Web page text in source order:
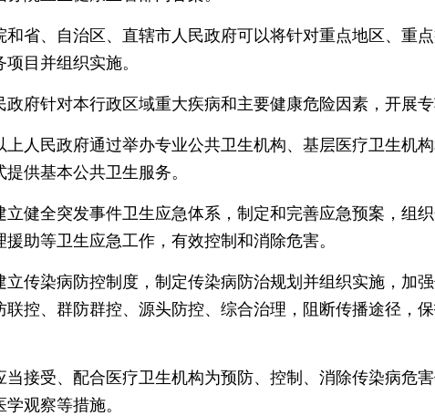
、自治区、直辖市人民政府可以将针对重点地区、重点
目并组织实施。
针对本行政区域重大疾病和主要健康危险因素，开展专
民政府通过举办专业公共卫生机构、基层医疗卫生机构
供基本公共卫生服务。
全突发事件卫生应急体系，制定和完善应急预案，组织
助等卫生应急工作，有效控制和消除危害。
染病防控制度，制定传染病防治规划并组织实施，加强
控、群防群控、源头防控、综合治理，阻断传播途径，
受、配合医疗卫生机构为预防、控制、消除传染病危
观察等措施。